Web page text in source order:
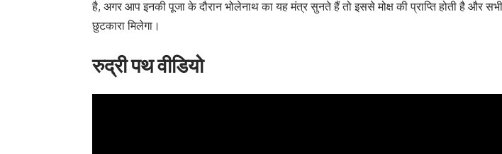
है, अगर आप इनकी पूजा के दौरान भोलेनाथ का यह मंत्र सुनते हैं तो इससे मोक्ष की प्राप्ति होती है और
छुटकारा मिलेगा।
रुद्री पथ वीडियो